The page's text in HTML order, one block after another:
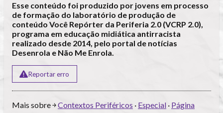
Esse conteúdo foi produzido por jovens em processo
de formação do laboratório de produção de
conteúdo Você Repórter da Periferia 2.0 (VCRP 2.0),
programa em educação midiática antirracista
realizado desde 2014, pelo portal de notícias
Desenrola e Não Me Enrola.
Reportar erro
Mais sobre ￫Contextos Periféricos · Especial · Página